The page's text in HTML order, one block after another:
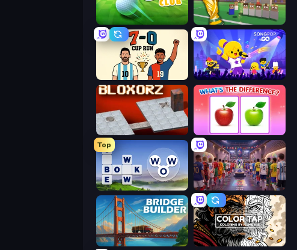
Mini Golf Club Free Kicks World Cup 2026
SongPop GO
Bloxorz What's The Difference?
Top
Words of Wonders CG FC 26
Bridge Builder Color Tap: Coloring by Numbers